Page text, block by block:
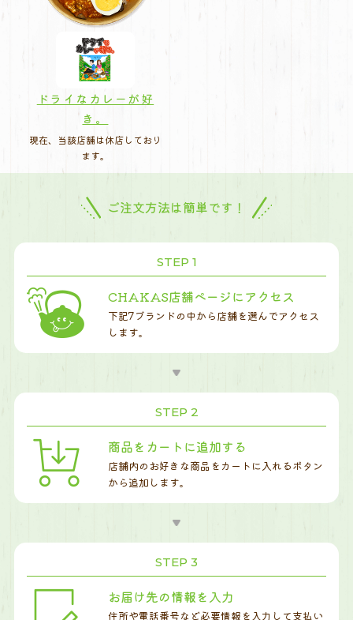
ドライなカレーが好
き。
現在、当該店舗は休店しており
ます。
ご注文方法は簡単です！
STEP 1
CHAKAS店舗ページにアクセス
下記7ブランドの中から店舗を選んでアクセス
します。
STEP 2
商品をカートに追加する
店舗内のお好きな商品をカートに入れるボタン
から追加します。
STEP 3
お届け先の情報を入力
住所や電話番号など必要情報を入力して支払い